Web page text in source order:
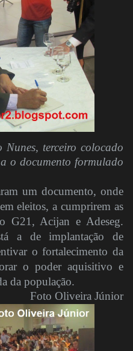
terceiro colocado
o documento formulado
um documento, onde
eleitos, a cumprirem as
G21, Acijan e Adeseg.
a de implantação de
o fortalecimento da
o poder aquisitivo e
da população.
Foto Oliveira Júnior